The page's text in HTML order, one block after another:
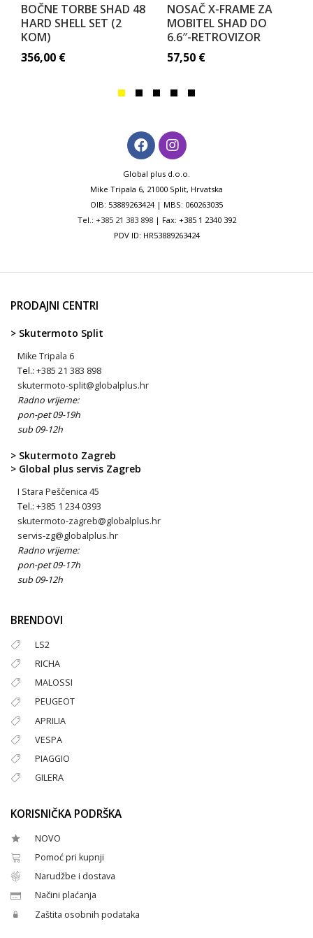
BOČNE TORBE SHAD 48
HARD SHELL SET (2
KOM)
356,00 €
NOSAČ X-FRAME ZA
MOBITEL SHAD DO
6.6″-RETROVIZOR
57,50 €
Global plus d.o.o.
Mike Tripala 6, 21000 Split, Hrvatska
OIB: 53889263424 | MBS: 060263035
Tel.: +385 21 383 898| Fax: +385 1 2340 392
PDV ID: HR53889263424
PRODAJNI CENTRI
> Skutermoto Split
Mike Tripala 6
Tel.: +385 21 383 898
skutermoto-split@globalplus.hr
Radno vrijeme:
pon-pet 09-19h
sub 09-12h
> Skutermoto Zagreb
> Global plus servis Zagreb
I Stara Peščenica 45
Tel.: +385 1 234 0393
skutermoto-zagreb@globalplus.hr
servis-zg@globalplus.hr
Radno vrijeme:
pon-pet 09-17h
sub 09-12h
BRENDOVI
LS2
RICHA
MALOSSI
PEUGEOT
APRILIA
VESPA
PIAGGIO
GILERA
KORISNIČKA PODRŠKA
NOVO
Pomoć pri kupnji
Narudžbe i dostava
Načini plaćanja
Zaštita osobnih podataka